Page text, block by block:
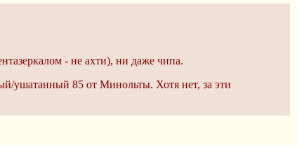
- не ахти), ни даже чипа.
ушатанный 85 от Минольты. Хотя нет, за эти